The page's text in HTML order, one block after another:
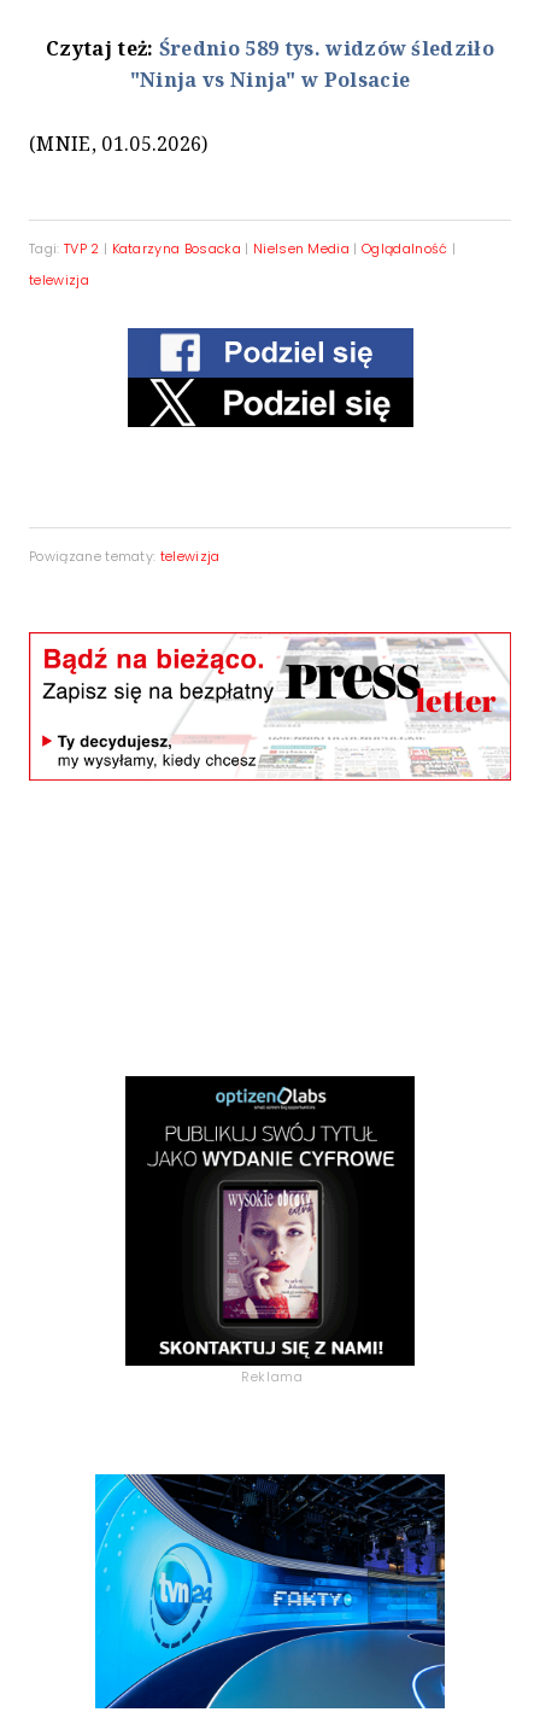
Czytaj też: Średnio 589 tys. widzów śledziło
"Ninja vs Ninja" w Polsacie
(MNIE, 01.05.2026)
Tagi: TVP 2 | Katarzyna Bosacka | Nielsen Media |Oglądalność |
telewizja
Powiązane tematy: telewizja
Reklama